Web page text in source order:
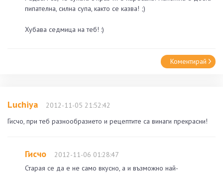
пипателна, силна супа, както се казва! ;)
Хубава седмица на теб! :)
Коментирай
Luchiya
2012-11-05 21:52:42
Гисчо, при теб разнообразието и рецептите са винаги прекрасни!
Гисчо
2012-11-06 01:28:47
Старая се да е не само вкусно, а и възможно най-